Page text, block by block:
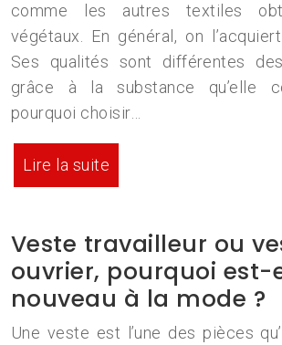
comme les autres textiles
végétaux. En général, on
Ses qualités sont différentes
grâce à la substance qu’elle
pourquoi choisir…
Lire la suite
Veste travailleur ou
ouvrier, pourquoi est-
nouveau à la mode ?
Une veste est l’une des pièces